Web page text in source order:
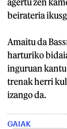
beirateria
Amaitu da
harturiko
inguruan
trenak herri
izango da.
GAIAK